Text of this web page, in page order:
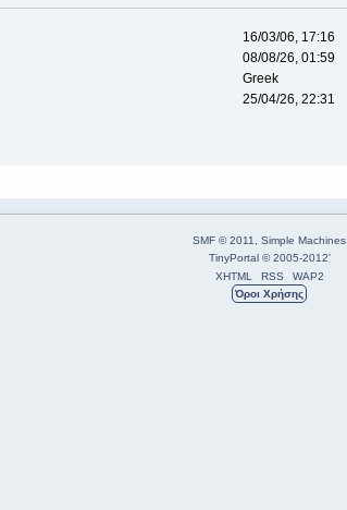
16/03/06, 17:16
08/08/26, 01:59
Greek
25/04/26, 22:31
SMF © 2011, Simple Machines
TinyPortal © 2005-2012'
XHTML
RSS
WAP2
Όροι Χρήσης